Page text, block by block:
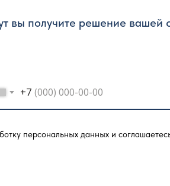
вы получите решение вашей
+7
персональных данных и